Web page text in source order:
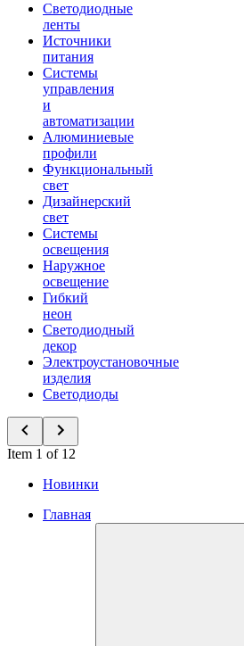
Светодиодные
ленты
Источники
питания
Системы
управления
и
автоматизации
Алюминиевые
профили
Функциональный
свет
Дизайнерский
свет
Системы
освещения
Наружное
освещение
Гибкий
неон
Светодиодный
декор
Электроустановочные
изделия
Светодиоды
Item 1 of 12
Новинки
Главная